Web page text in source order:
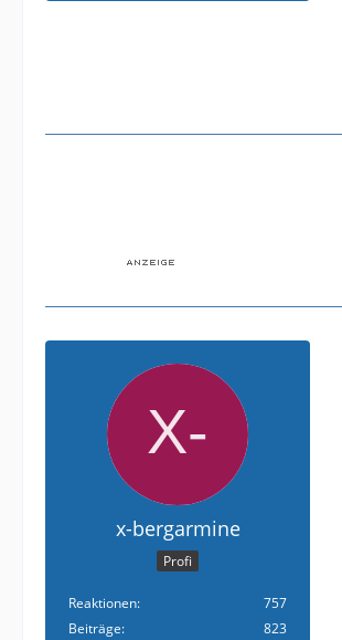
x-bergarmine
Profi
Reaktionen
757
Beiträge
823